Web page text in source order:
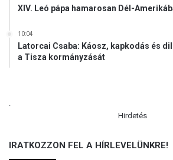
XIV. Leó pápa hamarosan Dél-
10:04
Latorcai Csaba: Káosz, kapkodás és
a Tisza kormányzását
Hirdetés
IRATKOZZON FEL A HÍRLEVELÜNKRE!